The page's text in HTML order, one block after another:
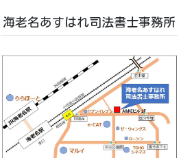
海老名あすはれ司法書士事務所